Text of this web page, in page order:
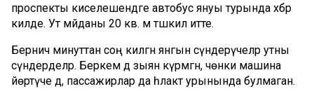
проспекты киселешендәге автобус януы турында хәбәр
килде. Ут мәйданы 20 кв. м тәшкил итте.
Берничә минуттан соң килгән янгын сүндерүчеләр утны
сүндерделәр. Беркем дә зыян күрмәгән, чөнки машина
йөртүче дә, пассажирлар да һәлакәт урынында булмаган.